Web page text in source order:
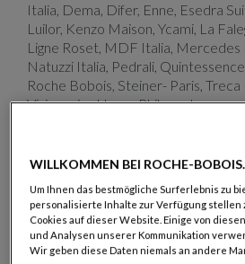
Italia, Dema, Difer, Enne, Esedra
Luilor, Kenzo Maison, Ycami, La
Ligne Roset, MDF Italia, Mercedes
Natuzzi Italia, Pedrali,
Roche Bobois, Steiner- Paris, Treca
Visionnaire Home Philosophy.
Designer Prof. Roberto Tapinassi in
dem Wunsch, neue Lösungen für
Wohnfragen anzubieten, indem sie
italienischen Designarbeit
und in der Forschung gut etabliert
WILLKOMMEN BEI ROCHE-
Um Ihnen das bestmögliche Surferlebnis zu
personalisierte Inhalte zur Verfügung stellen
Cookies auf dieser Website. Einige von
und Analysen unserer Kommunikation
Wir geben diese Daten niemals an andere